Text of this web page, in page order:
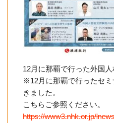
12月に那覇で行った外国人
※12月に那覇で行ったセ
きました。
こちらご参照ください。
https://www3.nhk.or.jp/